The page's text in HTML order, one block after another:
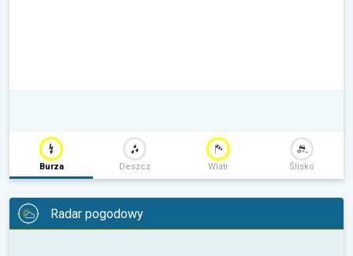
Burza Deszcz Wiatr Ślisko
Radar pogodowy